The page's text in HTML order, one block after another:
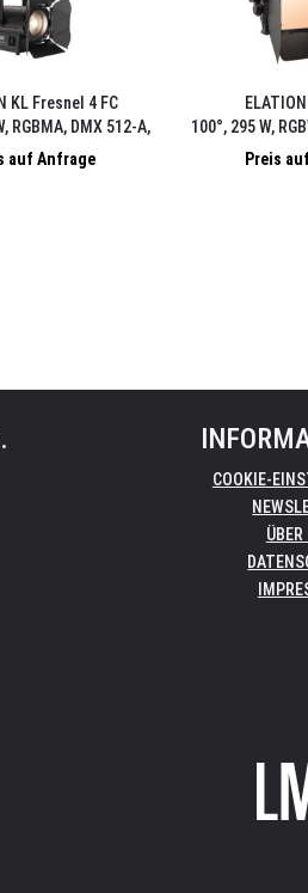
KL Fresnel 4 FC
RGBMA, DMX 512-A,
FFR
auf Anfrage
100°, 295 W,
ArtNet, sACN, E-
Preis
COOKIE-
ÜBER